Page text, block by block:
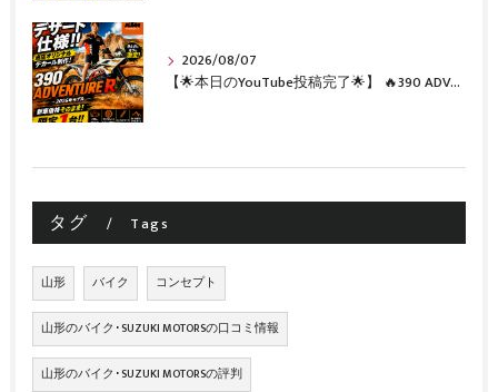
2026/08/07
【🌟本日のYouTube投稿完了🌟】 🔥390 ADVENTURE R × KTM山形 オリジナルデカール仕様誕生🔥
タグ Tags
山形 バイク コンセプト
山形のバイク･SUZUKI MOTORSの口コミ情報
山形のバイク･SUZUKI MOTORSの評判